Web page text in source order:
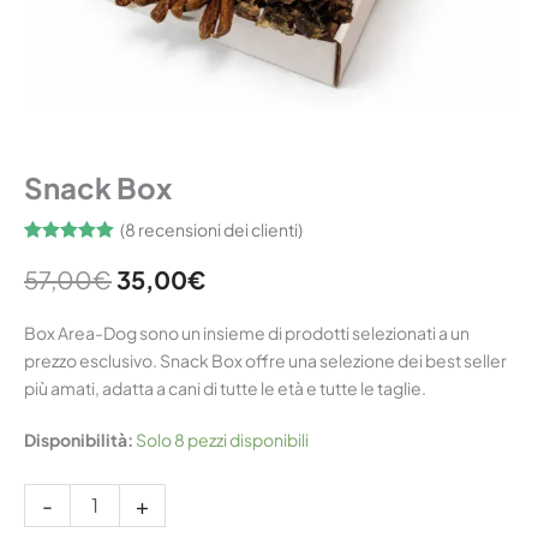
Snack Box
su 5 su
base di
(8 recensioni dei clienti)
57,00€35,00€
Box Area-Dog sono un insieme di prodotti selezionati a un
prezzo esclusivo. Snack Box offre una selezione dei best seller
più amati, adatta a cani di tutte le età e tutte le taglie.
Disponibilità: Solo 8 pezzi disponibili
- +